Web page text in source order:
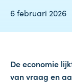
6 februari 2026
De economie
van vraag en